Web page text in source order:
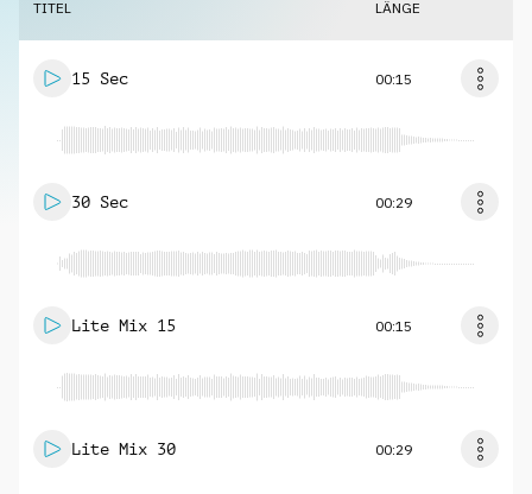
TITEL LÄNGE
15 Sec 00:15
30 Sec 00:29
Lite Mix 15 00:15
Lite Mix 30 00:29